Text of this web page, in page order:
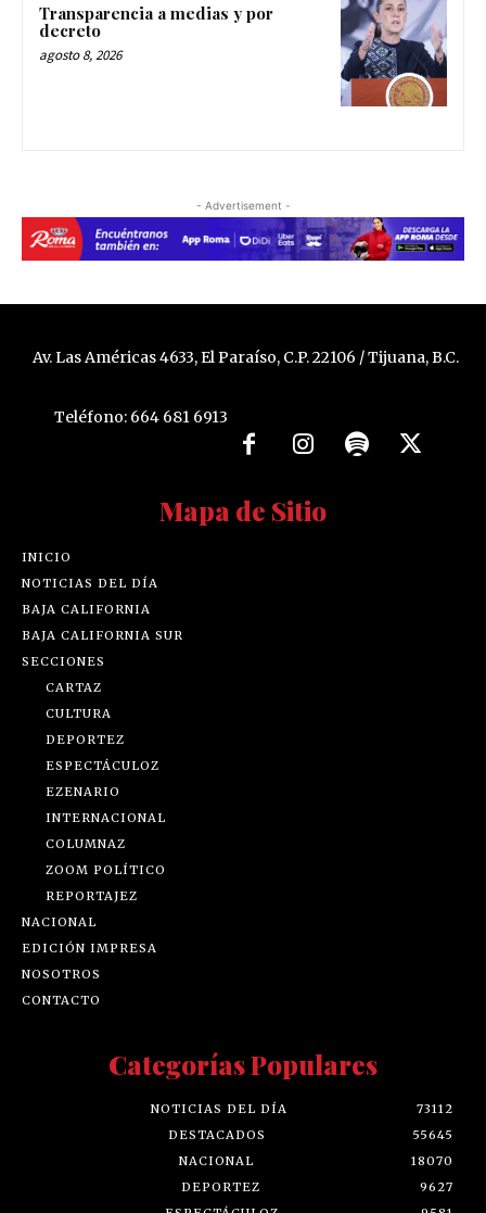
Transparencia a medias y por
decreto
agosto 8, 2026
- Advertisement -
Av. Las Américas 4633, El Paraíso, C.P. 22106 / Tijuana, B.C.
Teléfono: 664 681 6913
Mapa de Sitio
INICIO
NOTICIAS DEL DÍA
BAJA CALIFORNIA
BAJA CALIFORNIA SUR
SECCIONES
CARTAZ
CULTURA
DEPORTEZ
ESPECTÁCULOZ
EZENARIO
INTERNACIONAL
COLUMNAZ
ZOOM POLÍTICO
REPORTAJEZ
NACIONAL
EDICIÓN IMPRESA
NOSOTROS
CONTACTO
Categorías Populares
NOTICIAS DEL DÍA
73112
DESTACADOS
55645
NACIONAL
18070
DEPORTEZ
9627